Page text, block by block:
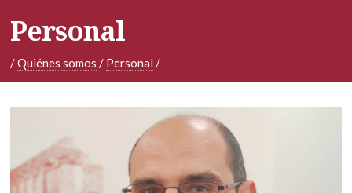
Personal
/Quiénes somos / Personal /